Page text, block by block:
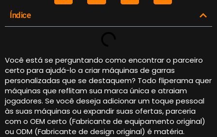
Índice
Você está se perguntando como encontrar o parceiro
certo para ajudá-lo a criar máquinas de garras
personalizadas que se destaquem? Todo fliperama quer
máquinas que reflitam sua marca única e atraiam
jogadores. Se você deseja adicionar um toque pessoal
às suas máquinas ou expandir suas ofertas, parceria
com o OEM certo (Fabricante de equipamento original)
ou ODM (Fabricante de design original) é matéria.